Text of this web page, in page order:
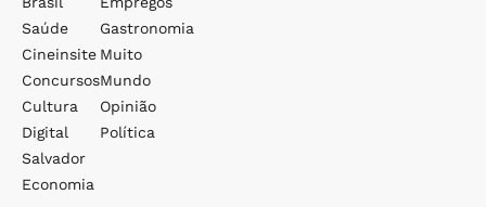
Saúde
Cineinsite
Concursos
Cultura
Digital
Salvador
Economia
Gastronomia
Muito
Mundo
Opinião
Política